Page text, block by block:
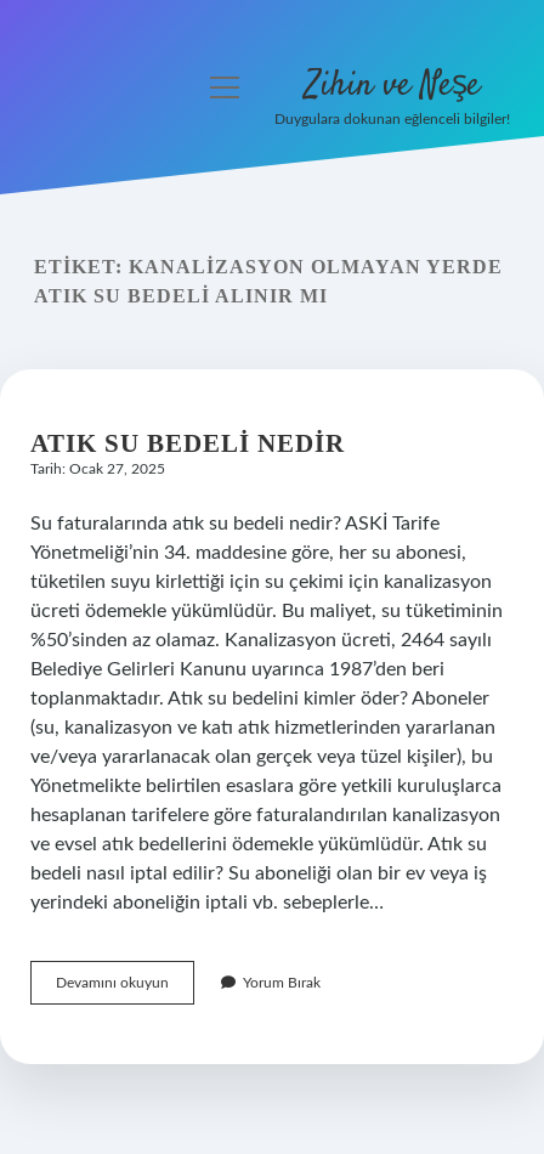
Yasal Uyarı
menüyü
Zihin ve Neşe
Duygulara dokunan eğlenceli bilgiler!
ETIKET: KANALIZASYON OLMAYAN YERDE
ATIK SU BEDELI ALINIR MI
ATIK SU BEDELI NEDIR
Tarih: Ocak 27, 2025
Su faturalarında atık su bedeli nedir? ASKİ Tarife
Yönetmeliği’nin 34. maddesine göre, her su abonesi,
tüketilen suyu kirlettiği için su çekimi için kanalizasyon
ücreti ödemekle yükümlüdür. Bu maliyet, su tüketiminin
%50’sinden az olamaz. Kanalizasyon ücreti, 2464 sayılı
Belediye Gelirleri Kanunu uyarınca 1987’den beri
toplanmaktadır. Atık su bedelini kimler öder? Aboneler
(su, kanalizasyon ve katı atık hizmetlerinden yararlanan
ve/veya yararlanacak olan gerçek veya tüzel kişiler), bu
Yönetmelikte belirtilen esaslara göre yetkili kuruluşlarca
hesaplanan tarifelere göre faturalandırılan kanalizasyon
ve evsel atık bedellerini ödemekle yükümlüdür. Atık su
bedeli nasıl iptal edilir? Su aboneliği olan bir ev veya iş
yerindeki aboneliğin iptali vb. sebeplerle…
Devamını okuyun
Su
Yorum Bırak